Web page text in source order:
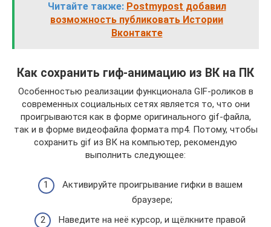
Читайте также: Postmypost добавил
возможность публиковать Истории
Вконтакте
Как сохранить гиф-анимацию из ВК на ПК
Особенностью реализации функционала GIF-роликов в
современных социальных сетях является то, что они
проигрываются как в форме оригинального gif-файла,
так и в форме видеофайла формата mp4. Потому, чтобы
сохранить gif из ВК на компьютер, рекомендую
выполнить следующее:
Активируйте проигрывание гифки в вашем
браузере;
Наведите на неё курсор, и щёлкните правой